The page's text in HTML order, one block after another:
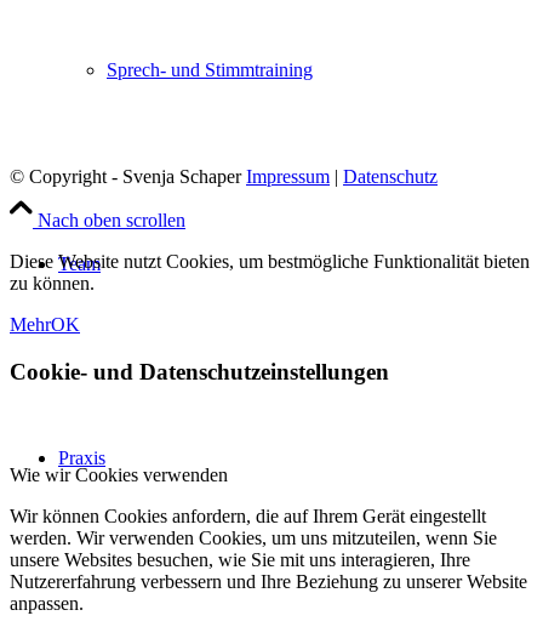
Sprech- und Stimmtraining
Team
Pra­xis
© Copyright - Svenja SchaperImpressum | Datenschutz
Nach oben scrollen
Diese Website nutzt Cookies, um bestmögliche Funktionalität bieten
zu können.
MehrOK
Cookie- und Datenschutzeinstellungen
Wie wir Cookies verwenden
Wir können Cookies anfordern, die auf Ihrem Gerät eingestellt
werden. Wir verwenden Cookies, um uns mitzuteilen, wenn Sie
unsere Websites besuchen, wie Sie mit uns interagieren, Ihre
Nutzererfahrung verbessern und Ihre Beziehung zu unserer Website
anpassen.